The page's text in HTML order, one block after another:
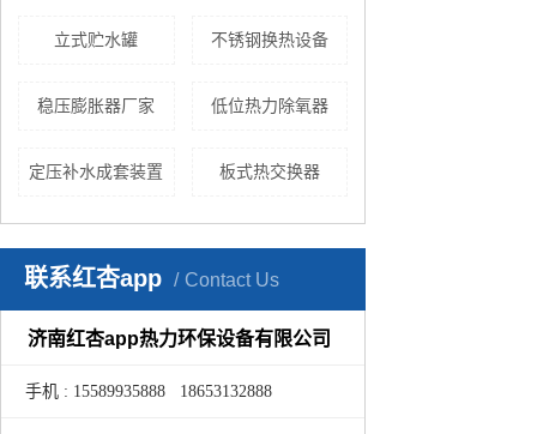
立式贮水罐 不锈钢换热设备
稳压膨胀器厂家 低位热力除氧器
定压补水成套装置 板式热交换器
联系红杏app Contact Us
济南红杏app热力环保设备有限公司
手机 : 15589935888 18653132888